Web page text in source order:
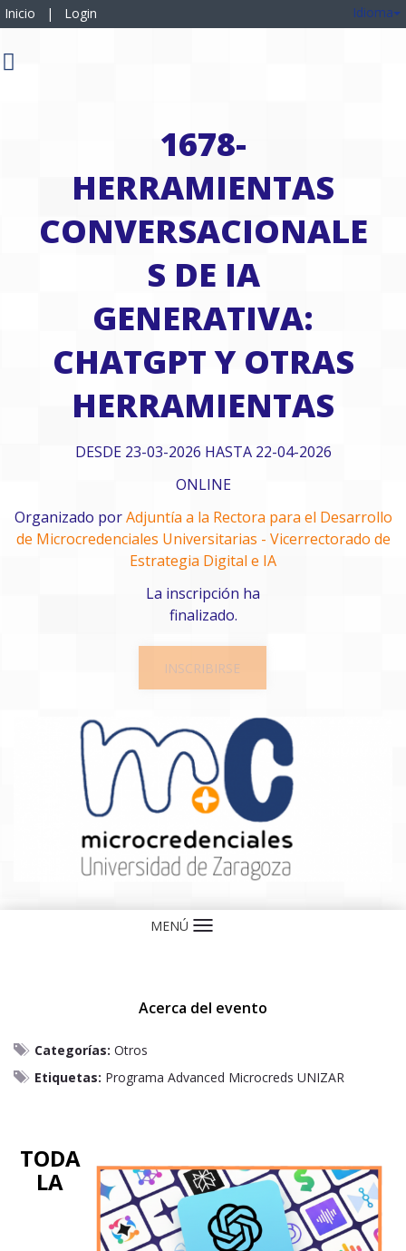
Inicio | Login Idioma
1678-
HERRAMIENTAS
CONVERSACIONALE
S DE IA
GENERATIVA:
CHATGPT Y OTRAS
HERRAMIENTAS
DESDE 23-03-2026 HASTA 22-04-2026
ONLINE
Organizado porAdjuntía a la Rectora para el Desarrollo
de Microcredenciales Universitarias - Vicerrectorado de
Estrategia Digital e IA
La inscripción ha
finalizado.
INSCRIBIRSE
MENÚ Idioma
Acerca del evento
Categorías: Otros
Etiquetas: Programa Advanced Microcreds UNIZAR
TODA
LA